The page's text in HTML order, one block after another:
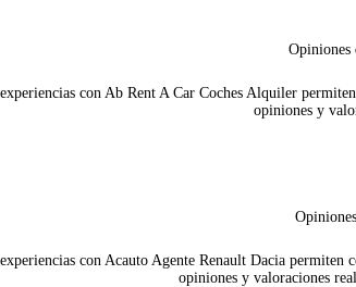
Opiniones
con Ab Rent A Car Coches Alquiler
opiniones y
con Acauto Agente Renault Dacia
opiniones y valoraciones